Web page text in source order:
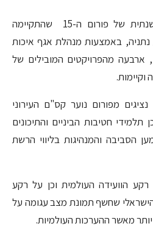
במסגרת ועידת האקלים השנתית של פורום ה-15 שהתקיימה
נתניה, באמצעות מנהלת אגף איכות
ארבעה מהפרויקטים המובילים של
מפורום נוער קס"ם העירוני
תלמידי חטיבות הביניים והתיכונים
הסביבה והמנהיגות בליווי הרשת
הוועידה העולמית וכן על רקע
שחשף תמונת מצב עגומה על
מאשר ההערכות העולמיות.